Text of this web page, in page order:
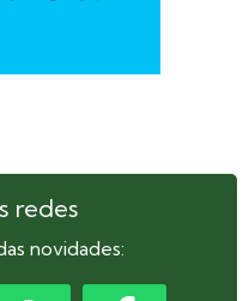
redes
novidades: